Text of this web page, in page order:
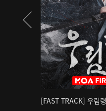
[FAST TRACK] 우림령